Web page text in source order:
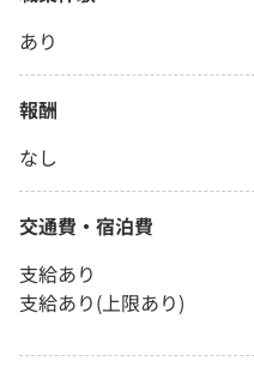
あり
報酬
なし
交通費・宿泊費
支給あり
支給あり(上限あり)